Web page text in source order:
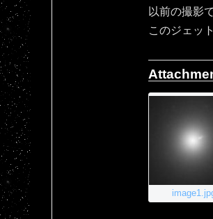
以前の撮影
このジェッ